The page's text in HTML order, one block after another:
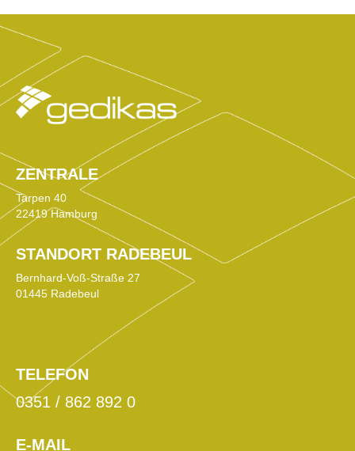
ZENTRALE
Tarpen 40
22419 Hamburg
STANDORT RADEBEUL
Bernhard-Voß-Straße 27
01445 Radebeul
TELEFON
0351 / 862 892 0
E-MAIL